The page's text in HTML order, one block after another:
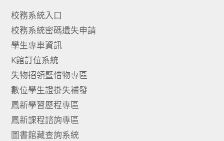
校務系統入口
校務系統密碼遺失申請
學生專車資訊
K館訂位系統
失物招領暨惜物專區
數位學生證掛失補發
鳳新學習歷程專區
鳳新課程諮詢專區
圖書館藏查詢系統